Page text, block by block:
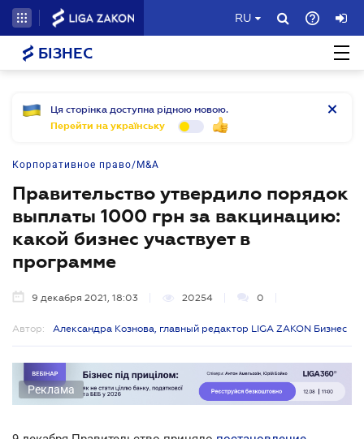
RU
БІЗНЕС
Ця сторінка доступна рідною мовою.
Перейти на українську
Корпоративное право/M&A
Правительство утвердило порядок
выплаты 1000 грн за вакцинацию:
какой бизнес участвует в
программе
9 декабря 2021, 18:03 20254 0
Автор: Александра Кознова, главный редактор LIGA ZAKON Бизнес
Реклама